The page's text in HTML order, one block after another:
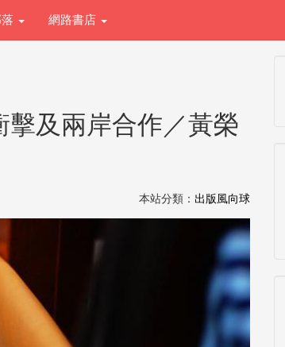
網路書店
擊及兩岸合作／黃榮
本站分類： 出版風向球